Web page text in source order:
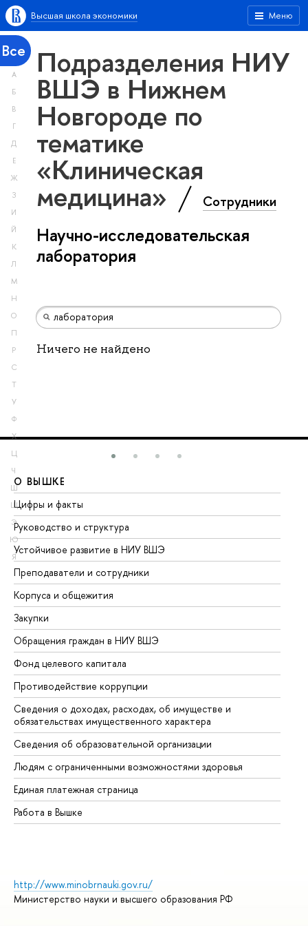
Меню
Высшая школа экономики
Все
А
Б
В
Г
Д
Е
Ж
З
И
Й
К
Л
М
Н
О
П
Р
С
Т
У
Ф
Х
Ц
Ч
Ш
Щ
Э
Ю
Я
Подразделения НИУ
ВШЭ в Нижнем
Новгороде по
тематике
«Клиническая
медицина» Сотрудники
Научно-исследовательская
лаборатория
Ничего не найдено
О ВЫШКЕ
Цифры и факты
Руководство и структура
Устойчивое развитие в НИУ ВШЭ
Преподаватели и сотрудники
Корпуса и общежития
Закупки
Обращения граждан в НИУ ВШЭ
Фонд целевого капитала
Противодействие коррупции
Сведения о доходах, расходах, об имуществе и
обязательствах имущественного характера
Сведения об образовательной организации
Людям с ограниченными возможностями здоровья
Единая платежная страница
Работа в Вышке
http://www.minobrnauki.gov.ru/
Министерство науки и высшего образования РФ